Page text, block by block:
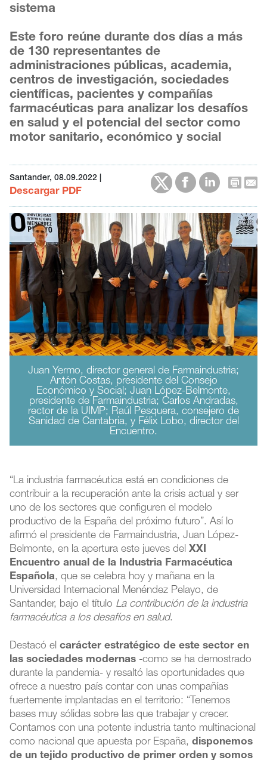
sistema
Este foro reúne durante dos días a más
de 130 representantes de
administraciones públicas, academia,
centros de investigación, sociedades
científicas, pacientes y compañías
farmacéuticas para analizar los desafíos
en salud y el potencial del sector como
motor sanitario, económico y social
Santander, 08.09.2022
Descargar PDF
Juan Yermo, director general de Farmaindustria;
Antón Costas, presidente del Consejo
Económico y Social; Juan López-Belmonte,
presidente de Farmaindustria; Carlos Andradas,
rector de la UIMP; Raúl Pesquera, consejero de
Sanidad de Cantabria, y Félix Lobo, director del
Encuentro.
“La industria farmacéutica está en condiciones de
contribuir a la recuperación ante la crisis actual y ser
uno de los sectores que configuren el modelo
productivo de la España del próximo futuro”. Así lo
afirmó el presidente de Farmaindustria, Juan López-
Belmonte, en la apertura este jueves delXXI
Encuentro anual de la Industria Farmacéutica
Española, que se celebra hoy y mañana en la
Universidad Internacional Menéndez Pelayo, de
Santander, bajo el título La contribución de la industria
farmacéutica a los desafíos en salud.
Destacó elcarácter estratégico de este sector en
las sociedades modernas -como se ha demostrado
durante la pandemia- y resaltó las oportunidades que
ofrece a nuestro país contar con unas compañías
fuertemente implantadas en el territorio: “Tenemos
bases muy sólidas sobre las que trabajar y crecer.
Contamos con una potente industria tanto multinacional
como nacional que apuesta por España,disponemos
de un tejido productivo de primer orden y somos